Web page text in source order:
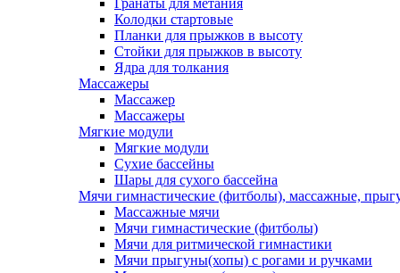
Гранаты для метания
Колодки стартовые
Планки для прыжков в высоту
Стойки для прыжков в высоту
Ядра для толкания
Массажеры
Массажер
Массажеры
Мягкие модули
Мягкие модули
Сухие бассейны
Шары для сухого бассейна
Мячи гимнастические (фитболы), массажные,
Массажные мячи
Мячи гимнастические (фитболы)
Мячи для ритмической гимнастики
Мячи прыгуны(хопы) с рогами и ручками